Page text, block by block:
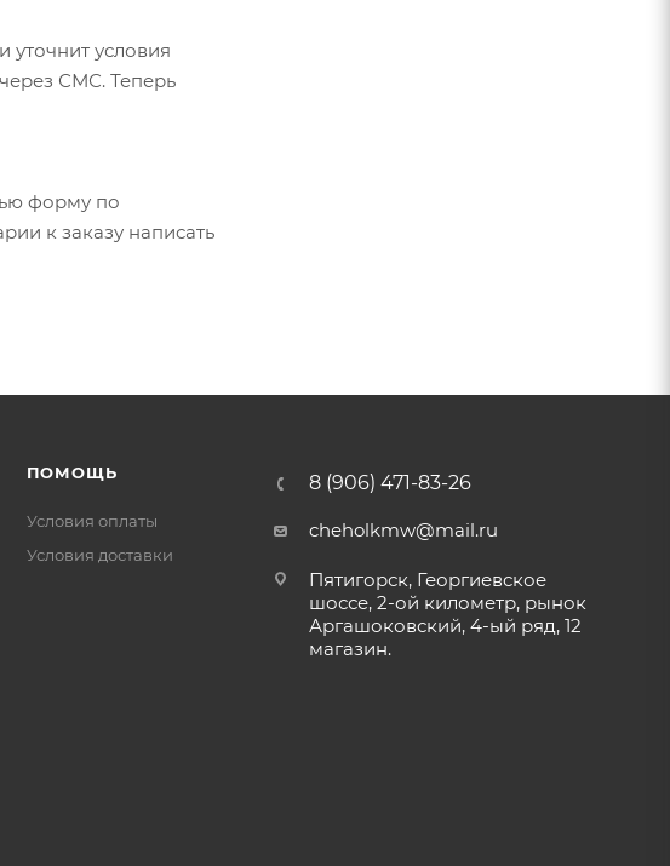
условия
СМС. Теперь
форму по
к заказу написать
ПОМОЩЬ
Условия оплаты
Условия доставки
8 (906) 471-83-26
cheholkmw@mail.ru
Пятигорск, Георгиевское
шоссе, 2-ой километр, рынок
Аргашоковский, 4-ый ряд, 12
магазин.